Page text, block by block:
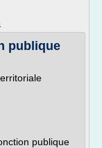
publique
publique